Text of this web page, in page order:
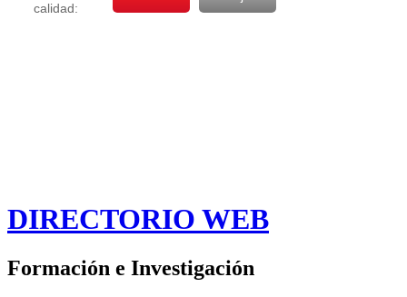
DIRECTORIO WEB
Formación e Investigación